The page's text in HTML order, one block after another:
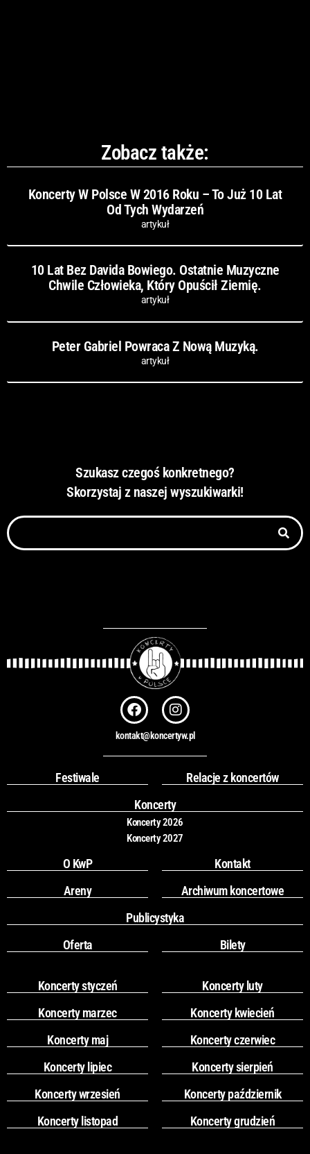
Zobacz także:
Koncerty W Polsce W 2016 Roku – To Już 10 Lat
Od Tych Wydarzeń
artykuł
10 Lat Bez Davida Bowiego. Ostatnie Muzyczne
Chwile Człowieka, Który Opuścił Ziemię.
artykuł
Peter Gabriel Powraca Z Nową Muzyką.
artykuł
Szukasz czegoś konkretnego?
Skorzystaj z naszej wyszukiwarki!
Szukaj
F
a
c
e
b
o
k
I
n
s
t
a
r
a
m
kontakt@koncertyw.pl
Festiwale
Relacje z koncertów
Koncerty
Koncerty 2026
Koncerty 2027
O KwP
Kontakt
Areny
Archiwum koncertowe
Publicystyka
Oferta
Bilety
Koncerty styczeń
Koncerty luty
Koncerty marzec
Koncerty kwiecień
Koncerty maj
Koncerty czerwiec
Koncerty lipiec
Koncerty sierpień
Koncerty wrzesień
Koncerty październik
Koncerty listopad
Koncerty grudzień